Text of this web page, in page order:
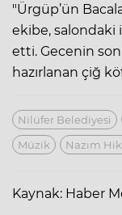
"Ürgüp’ün
ekibe, salondaki
etti. Gecenin
hazırlanan çiğ
Nilüfer Belediyesi
Müzik
Nazım
Kaynak: Haber